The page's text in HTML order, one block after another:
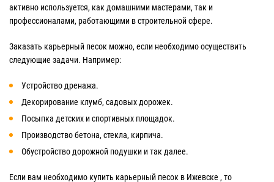
активно используется, как домашними мастерами, так и
профессионалами, работающими в строительной сфере.
Заказать карьерный песок можно, если необходимо осуществить
следующие задачи. Например:
Устройство дренажа.
Декорирование клумб, садовых дорожек.
Посыпка детских и спортивных площадок.
Производство бетона, стекла, кирпича.
Обустройство дорожной подушки и так далее.
Если вам необходимо купить карьерный песок в Ижевске , то